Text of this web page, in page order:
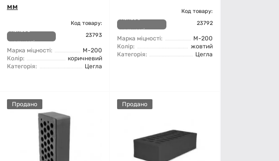
мм
Немає в
наявності
Код товару:
23793
Марка міцності:
М-200
Колір:
коричневий
Категорія:
Цегла
Немає в
наявності
Код товару:
23792
Марка міцності:
М-200
Колір:
жовтий
Категорія:
Цегла
Продано Продано